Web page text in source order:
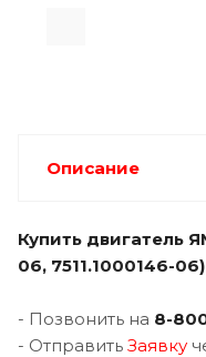
Описание
Купить двигатель
06, 7511.1000146-
- Позвонить на 8-
- Отправить Заявку